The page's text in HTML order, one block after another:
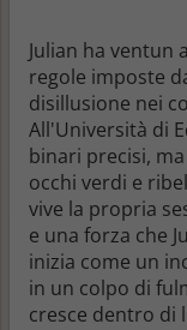
Julian ha ventun
regole imposte
disillusione nei
All'Università di
binari precisi,
occhi verdi e
vive la propria
e una forza che
inizia come un
in un colpo di
cresce dentro di